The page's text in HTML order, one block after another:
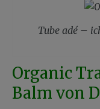
Tube adé –
Organic
Balm von